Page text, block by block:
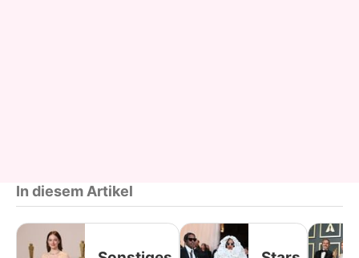
In diesem Artikel